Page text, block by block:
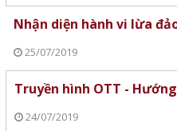
Nhận diện hành vi lừa
25/07/2019
Truyền hình OTT -
24/07/2019